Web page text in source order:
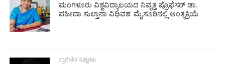
ಮಂಗಳೂರು ವಿಶ್ವವಿದ್ಯಾಲಯದ ನಿವೃತ್ತ ಪ್ರೊಫೆಸರ್ ಡಾ.
ವಹೀದಾ ಸುಲ್ತಾನಾ ವಿಧಿವಶ: ಮೈಸೂರಿನಲ್ಲಿ ಅಂತ್ಯಕ್ರಿಯೆ
ಪ್ರಾದೇಶಿಕ ಸುದ್ದಿಗಳು